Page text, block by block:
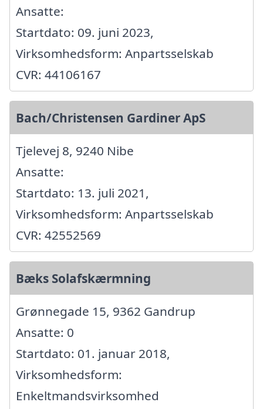
Ansatte:
Startdato: 09. juni 2023,
Virksomhedsform: Anpartsselskab
CVR: 44106167
Bach/Christensen Gardiner ApS
Tjelevej 8, 9240 Nibe
Ansatte:
Startdato: 13. juli 2021,
Virksomhedsform: Anpartsselskab
CVR: 42552569
Bæks Solafskærmning
Grønnegade 15, 9362 Gandrup
Ansatte: 0
Startdato: 01. januar 2018,
Virksomhedsform:
Enkeltmandsvirksomhed